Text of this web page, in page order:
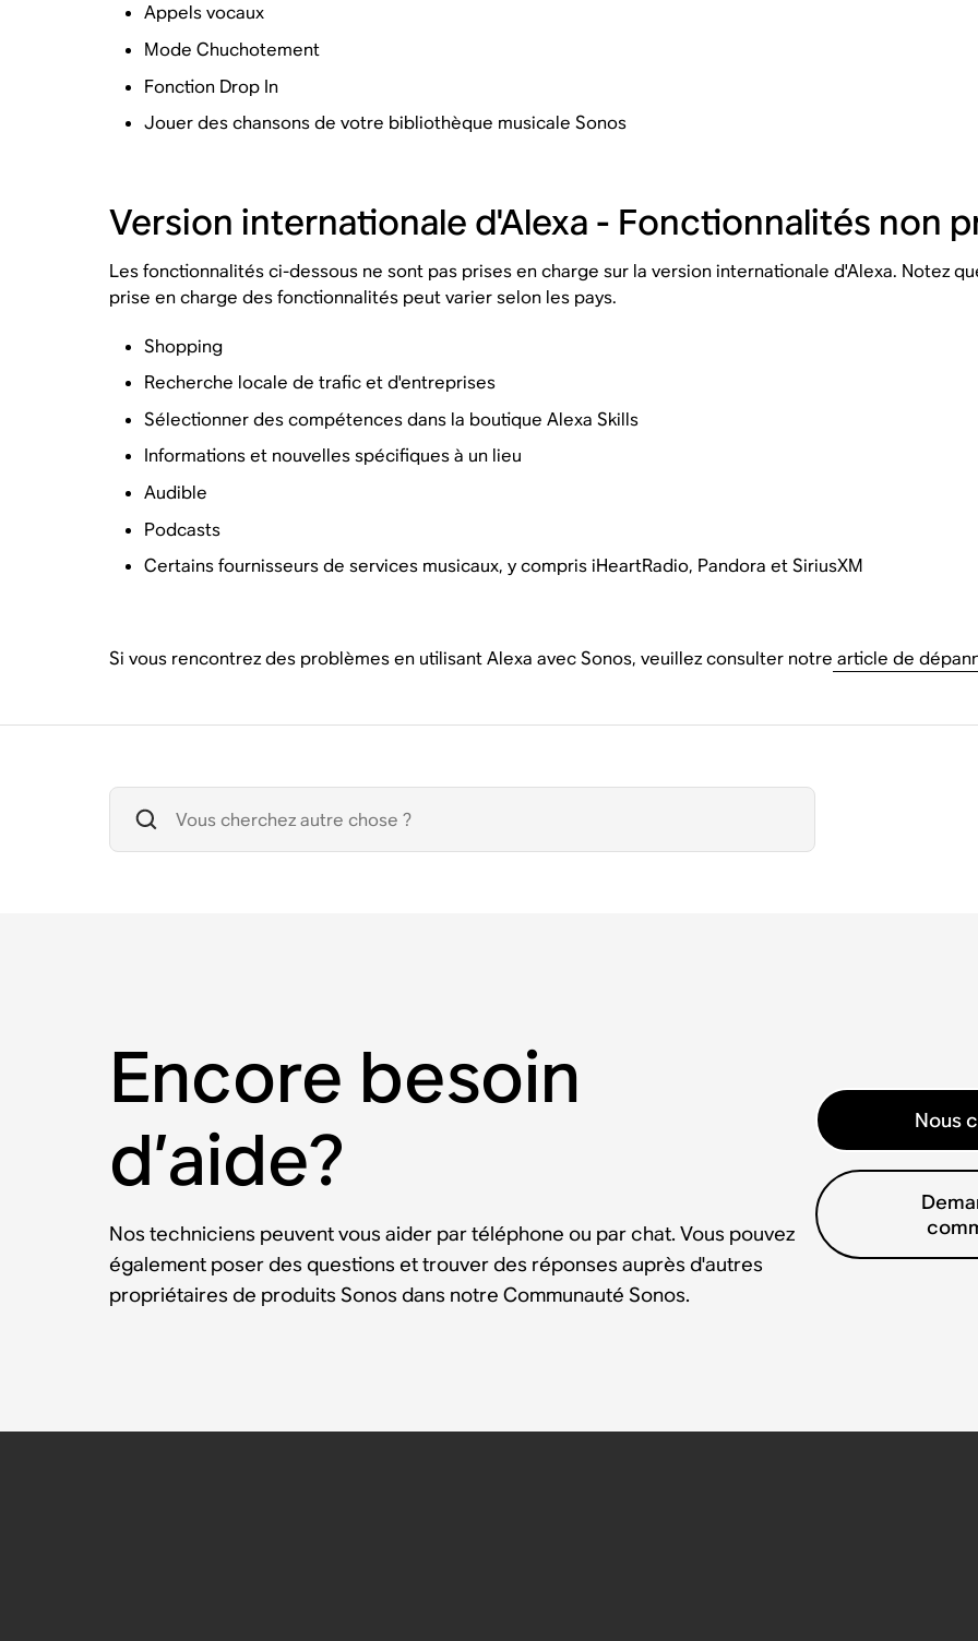
Appels vocaux
Mode Chuchotement
Fonction Drop In
Jouer des chansons de votre bibliothèque musicale Sonos
Version internationale d'Alexa - Fonctionnalités non
Les fonctionnalités ci-dessous ne sont pas prises en charge sur la version internationale d'Alexa. Notez
prise en charge des fonctionnalités peut varier selon les pays.
Shopping
Recherche locale de trafic et d'entreprises
Sélectionner des compétences dans la boutique Alexa Skills
Informations et nouvelles spécifiques à un lieu
Audible
Podcasts
Certains fournisseurs de services musicaux, y compris iHeartRadio, Pandora et SiriusXM
Si vous rencontrez des problèmes en utilisant Alexa avec Sonos, veuillez consulter notre article de
Encore besoin
d’aide?
Nos techniciens peuvent vous aider par téléphone ou par chat. Vous pouvez
également poser des questions et trouver des réponses auprès d'autres
propriétaires de produits Sonos dans notre Communauté Sonos.
Nous